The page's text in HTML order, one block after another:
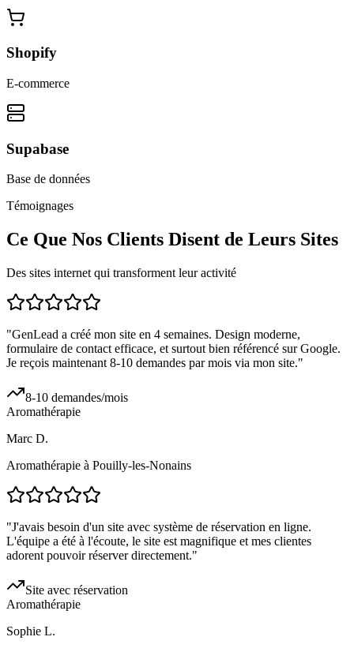
Shopify
E-commerce
Supabase
Base de données
Témoignages
Ce Que Nos Clients Disent de Leurs Sites
Des sites internet qui transforment leur activité
"GenLead a créé mon site en 4 semaines. Design moderne,
formulaire de contact efficace, et surtout bien référencé sur Google.
Je reçois maintenant 8-10 demandes par mois via mon site."
8-10 demandes/mois
Aromathérapie
Marc D.
Aromathérapie à Pouilly-les-Nonains
"J'avais besoin d'un site avec système de réservation en ligne.
L'équipe a été à l'écoute, le site est magnifique et mes clientes
adorent pouvoir réserver directement."
Site avec réservation
Aromathérapie
Sophie L.